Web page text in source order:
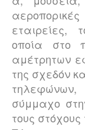
αεροπορικές
εταιρείες,
οποία στο
αμέτρητων
της σχεδόν
σύμμαχο
τους στόχους